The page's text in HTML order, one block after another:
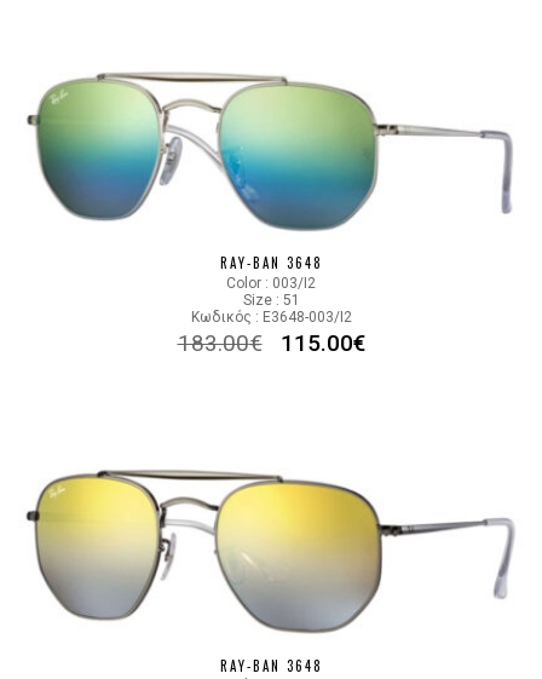
RAY-BAN 3648
Color : 003/I2
Size : 51
Κωδικός : E3648-003/I2
183.00€ 115.00€
RAY-BAN 3648